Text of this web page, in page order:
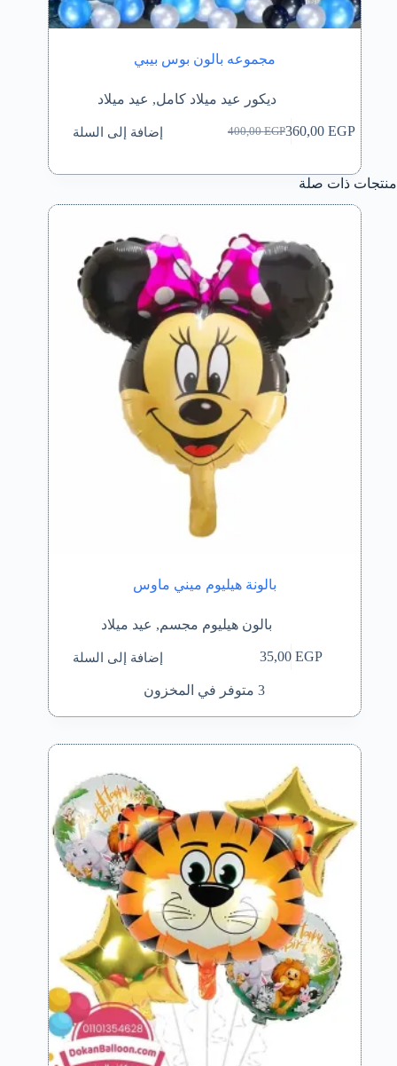
مجموعه بالون بوس بيبي
ديكور عيد ميلاد كامل, عيد ميلاد
400,00EGP
السعر
هو:
360,00 EGP
السعر
هو:
إضافة إلى السلة
منتجات ذات صلة
بالونة هيليوم ميني ماوس
بالون هيليوم مجسم, عيد ميلاد
35,00EGP إضافة إلى السلة
3 متوفر في المخزون